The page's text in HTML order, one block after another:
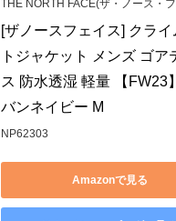
THE NORTH FACE(ザ・ノース・
[ザノースフェイス] クライ
トジャケット メンズ ゴア
ス 防水透湿 軽量 【FW23
バンネイビー M
NP62303
Amazonで見る